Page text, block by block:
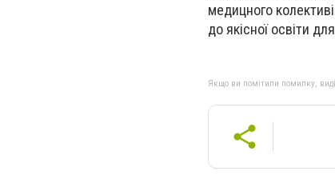
медицного
до якісної освіти
Якщо ви помітили помилку,